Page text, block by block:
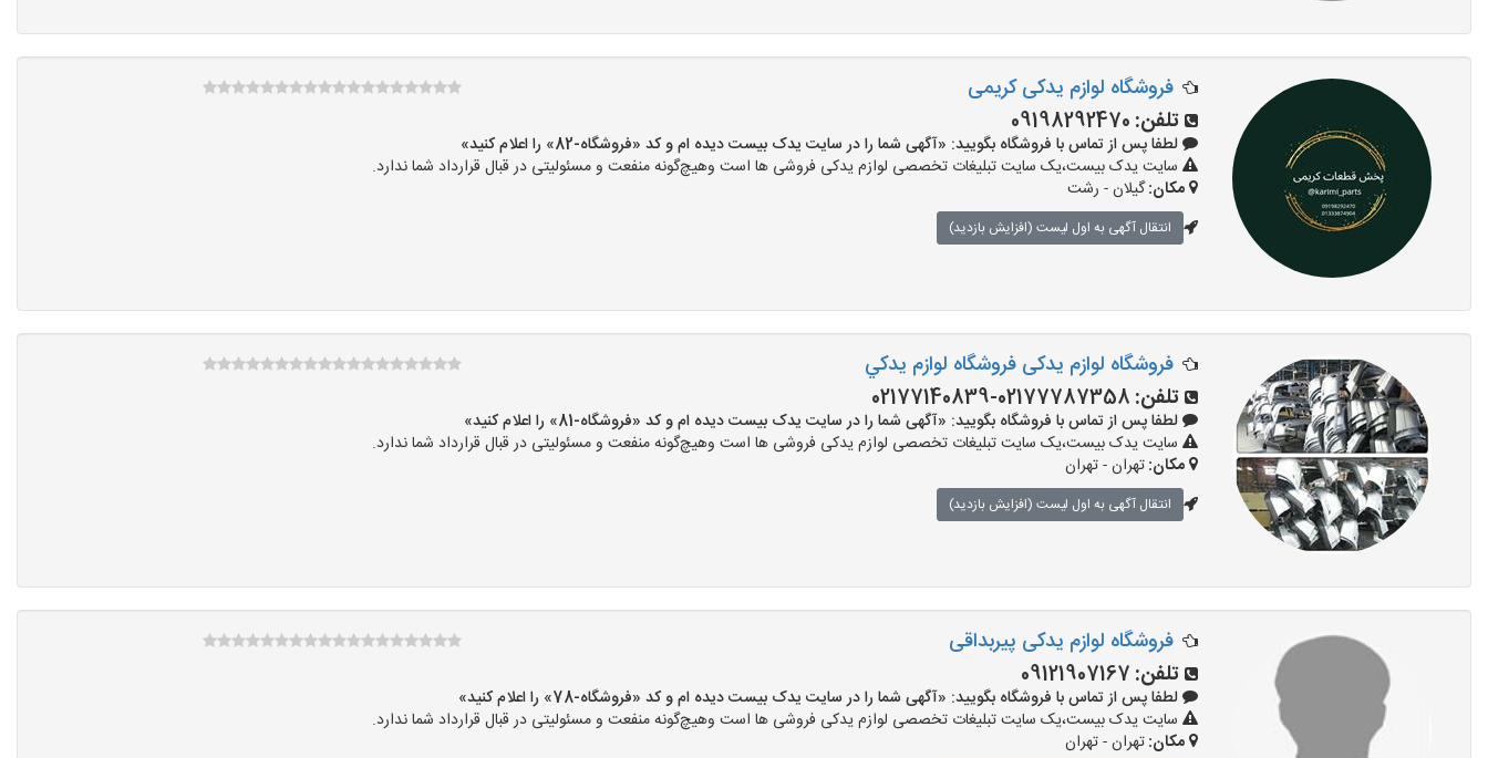
فروشگاه لوازم یدکی کریمی
تلفن: 09198292470
لطفا پس از تماس با فروشگاه بگویید: «آگهی شما را در سایت یدک بیست دیده ام و کد «فروشگاه-82» را اعلام کنید»
سایت یدک بیست،یک سایت تبلیغات تخصصی لوازم یدکی فروشی ها است وهیچ‌گونه منفعت و مسئولیتی در قبال قرارداد شما ندارد.
مکان:گیلان - رشت
انتقال آگهی به اول لیست (افزایش بازدید)
فروشگاه لوازم یدکی فروشگاه لوازم يدکي
تلفن: 02177787358-02177140839
لطفا پس از تماس با فروشگاه بگویید: «آگهی شما را در سایت یدک بیست دیده ام و کد «فروشگاه-81» را اعلام کنید»
سایت یدک بیست،یک سایت تبلیغات تخصصی لوازم یدکی فروشی ها است وهیچ‌گونه منفعت و مسئولیتی در قبال قرارداد شما ندارد.
مکان:تهران - تهران
انتقال آگهی به اول لیست (افزایش بازدید)
فروشگاه لوازم یدکی پیربداقی
تلفن: 09121907167
لطفا پس از تماس با فروشگاه بگویید: «آگهی شما را در سایت یدک بیست دیده ام و کد «فروشگاه-78» را اعلام کنید»
سایت یدک بیست،یک سایت تبلیغات تخصصی لوازم یدکی فروشی ها است وهیچ‌گونه منفعت و مسئولیتی در قبال قرارداد شما ندارد.
مکان:تهران - تهران